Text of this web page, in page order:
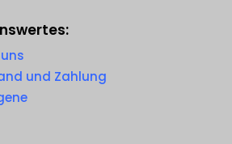
und Zahlung